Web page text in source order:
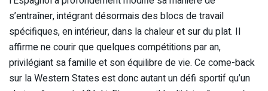
s’entraîner, intégrant désormais des blocs de travail
spécifiques, en intérieur, dans la chaleur et sur du plat. Il
affirme ne courir que quelques compétitions par an,
privilégiant sa famille et son équilibre de vie. Ce come-back
sur la Western States est donc autant un défi sportif qu’un